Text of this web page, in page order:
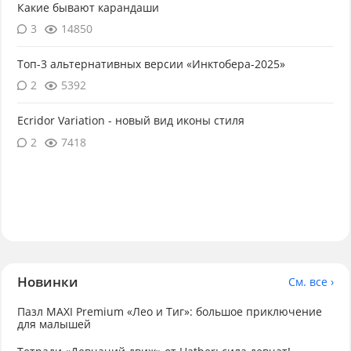
Какие бывают карандаши
3
14850
Топ-3 альтернативных версии «Инктобера-2025»
2
5392
Ecridor Variation - новый вид иконы стиля
2
7418
Новинки
См. все ›
Пазл MAXI Premium «Лео и Тиг»: большое приключение
для малышей